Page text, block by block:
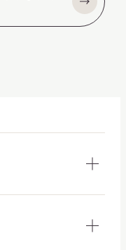
プライバシーポリシー